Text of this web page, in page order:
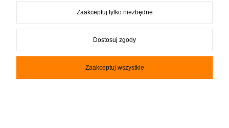
Zaakceptuj tylko niezbędne
Dostosuj zgody
Zaakceptuj wszystkie